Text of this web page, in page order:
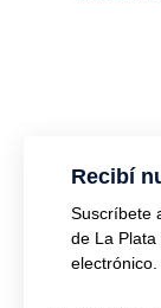
Recibí
Suscríbete
de La
electrónico.